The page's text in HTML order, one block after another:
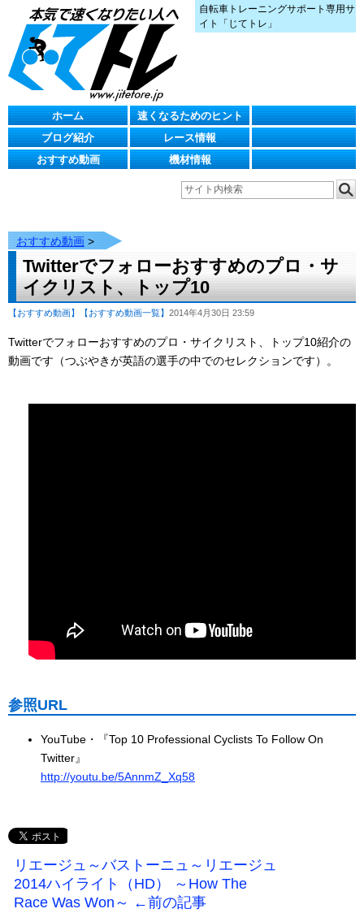
自転車トレーニングサポート専用サ
イト「じてトレ」
ホーム
速くなるためのヒント
ブログ紹介
レース情報
おすすめ動画
機材情報
おすすめ動画 >
Twitterでフォローおすすめのプロ・サ
イクリスト、トップ10
【おすすめ動画】 【おすすめ動画一覧】 2014年4月30日 23:59
Twitterでフォローおすすめのプロ・サイクリスト、トップ10紹介の
動画です（つぶやきが英語の選手の中でのセレクションです）。
参照URL
YouTube・『Top 10 Professional Cyclists To Follow On
Twitter』
http://youtu.be/5AnnmZ_Xq58
リエージュ～バストーニュ～リエージュ
2014ハイライト（HD） ～How The
Race Was Won～ ←前の記事